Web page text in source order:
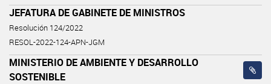
JEFATURA DE GABINETE DE MINISTROS
Resolución 124/2022
RESOL-2022-124-APN-JGM
MINISTERIO DE AMBIENTE Y DESARROLLO
SOSTENIBLE